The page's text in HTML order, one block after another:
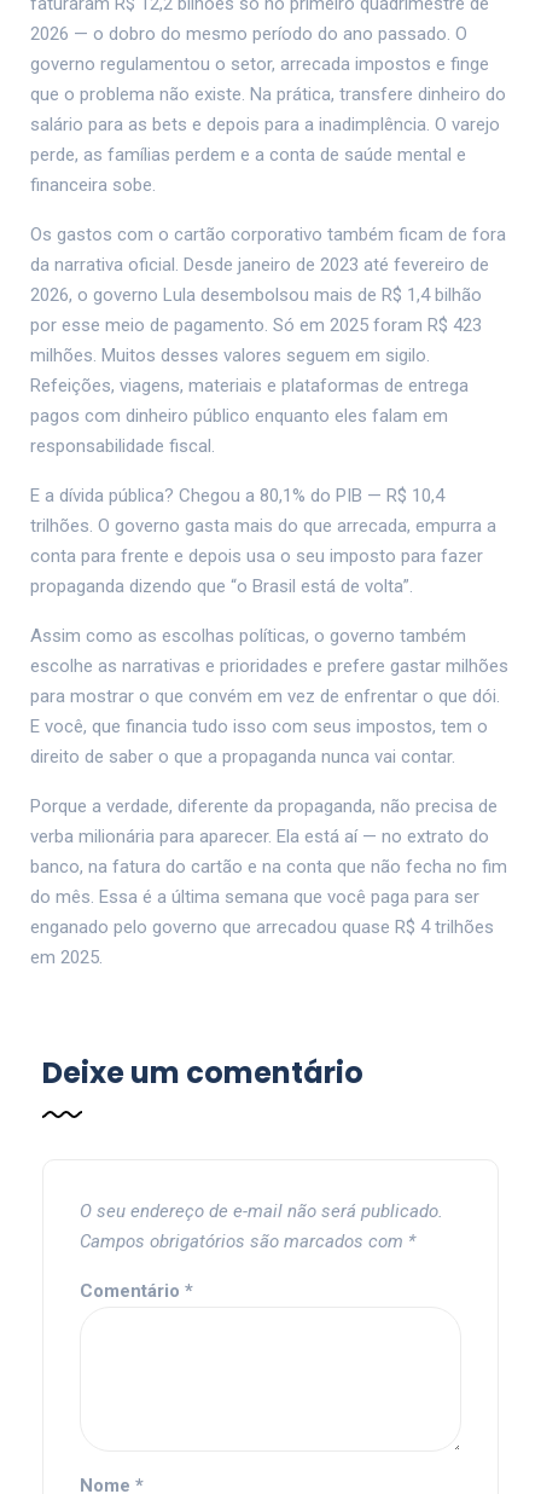
2026 — o dobro do mesmo período do ano passado. O
governo regulamentou o setor, arrecada impostos e finge
que o problema não existe. Na prática, transfere dinheiro do
salário para as bets e depois para a inadimplência. O varejo
perde, as famílias perdem e a conta de saúde mental e
financeira sobe.
Os gastos com o cartão corporativo também ficam de fora
da narrativa oficial. Desde janeiro de 2023 até fevereiro de
2026, o governo Lula desembolsou mais de R$ 1,4 bilhão
por esse meio de pagamento. Só em 2025 foram R$ 423
milhões. Muitos desses valores seguem em sigilo.
Refeições, viagens, materiais e plataformas de entrega
pagos com dinheiro público enquanto eles falam em
responsabilidade fiscal.
E a dívida pública? Chegou a 80,1% do PIB — R$ 10,4
trilhões. O governo gasta mais do que arrecada, empurra a
conta para frente e depois usa o seu imposto para fazer
propaganda dizendo que “o Brasil está de volta”.
Assim como as escolhas políticas, o governo também
escolhe as narrativas e prioridades e prefere gastar milhões
para mostrar o que convém em vez de enfrentar o que dói.
E você, que financia tudo isso com seus impostos, tem o
direito de saber o que a propaganda nunca vai contar.
Porque a verdade, diferente da propaganda, não precisa de
verba milionária para aparecer. Ela está aí — no extrato do
banco, na fatura do cartão e na conta que não fecha no fim
do mês. Essa é a última semana que você paga para ser
enganado pelo governo que arrecadou quase R$ 4 trilhões
em 2025.
Deixe um comentário
O seu endereço de e-mail não será publicado.
Campos obrigatórios são marcados com *
Comentário *
Nome *